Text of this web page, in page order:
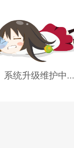
系统升级维护中...